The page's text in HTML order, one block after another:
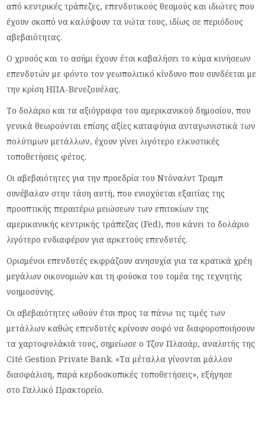
από κεντρικές τράπεζες, επενδυτικούς θεσμούς και ιδιώτες που
έχουν σκοπό να καλύψουν τα νώτα τους, ιδίως σε περιόδους
αβεβαιότητας.
Ο χρυσός και το ασήμι έχουν έτσι καβαλήσει το κύμα κινήσεων
επενδυτών με φόντο τον γεωπολιτικό κίνδυνο που συνδέεται με
την κρίση ΗΠΑ-Βενεζουέλας.
Το δολάριο και τα αξιόγραφα του αμερικανικού δημοσίου, που
γενικά θεωρούνται επίσης αξίες καταφύγια ανταγωνιστικά των
πολύτιμων μετάλλων, έχουν γίνει λιγότερο ελκυστικές
τοποθετήσεις φέτος.
Οι αβεβαιότητες για την προεδρία του Ντόναλντ Τραμπ
συνέβαλαν στην τάση αυτή, που ενισχύεται εξαιτίας της
προοπτικής περαιτέρω μειώσεων των επιτοκίων της
αμερικανικής κεντρικής τράπεζας (Fed), που κάνει το δολάριο
λιγότερο ενδιαφέρον για αρκετούς επενδυτές.
Ορισμένοι επενδυτές εκφράζουν ανησυχία για τα κρατικά χρέη
μεγάλων οικονομιών και τη φούσκα του τομέα της τεχνητής
νοημοσύνης.
Οι αβεβαιότητες ωθούν έτσι προς τα πάνω τις τιμές των
μετάλλων καθώς επενδυτές κρίνουν σοφό να διαφοροποιήσουν
τα χαρτοφυλάκιά τους, σημείωσε ο Τζον Πλασάρ, αναλυτής της
Cité Gestion Private Bank. «Τα μέταλλα γίνονται μάλλον
διασφάλιση, παρά κερδοσκοπικές τοποθετήσεις», εξήγησε
στο Γαλλικό Πρακτορείο.